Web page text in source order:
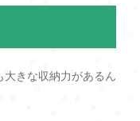
大きな収納力があるん